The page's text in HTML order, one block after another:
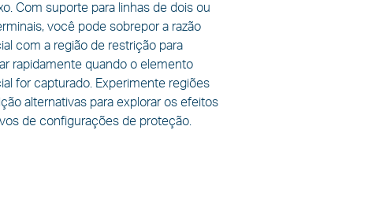
Com suporte para linhas de dois ou
você pode sobrepor a razão
com a região de restrição para
rapidamente quando o elemento
for capturado. Experimente regiões
alternativas para explorar os efeitos
de configurações de proteção.